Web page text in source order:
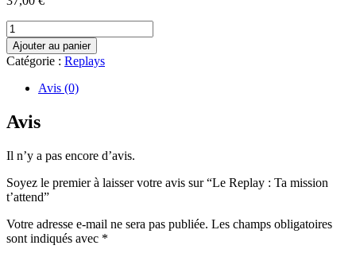
quantité
de
Le
Replay
mission
t'attend
Ajouter au panier
Catégorie : Replays
Avis (0)
Avis
Il n’y a pas encore d’avis.
Soyez le premier à laisser votre avis sur “Le Replay : Ta mission
t’attend”
Votre adresse e-mail ne sera pas publiée. Les champs obligatoires
sont indiqués avec *